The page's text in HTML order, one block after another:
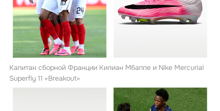
Капитан сборной Франции Килиан Мбаппе и Nike Mercurial
Superfly 11 «Breakout»